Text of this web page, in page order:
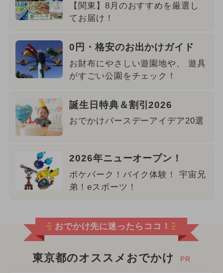
【関東】8月のおすすめを厳選し
てお届け！
0円・格安のお出かけガイド
お財布にやさしい遊園地や、 遊具
がすごい公園をチェック！
誕生日特典＆割引2026
おでかけバースデーアイデア20選
2026年ニューオープン！
ポケパーク！バイク体験！ 宇宙兄
弟！eスポーツ！
おでかけ先に迷ったらココ！
東京都のオススメおでかけ PR